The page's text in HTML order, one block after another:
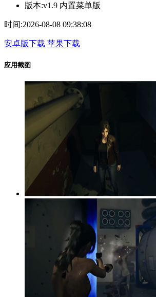
版本:v1.9 内置菜单版
时间:2026-08-08 09:38:08
安卓版下载 苹果下载
应用截图